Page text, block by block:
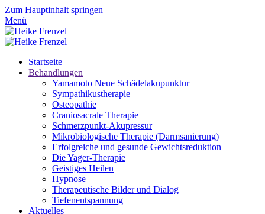
Zum Hauptinhalt springen
Menü
Startseite
Behandlungen
Yamamoto Neue Schädelakupunktur
Sympathikustherapie
Osteopathie
Craniosacrale Therapie
Schmerzpunkt-Akupressur
Mikrobiologische Therapie (Darmsanierung)
Erfolgreiche und gesunde Gewichtsreduktion
Die Yager-Therapie
Geistiges Heilen
Hypnose
Therapeutische Bilder und Dialog
Tiefenentspannung
Aktuelles